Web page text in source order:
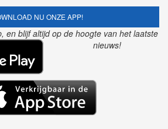
NU ONZE APP!
en blijf altijd op de hoogte van het laatste
nieuws!